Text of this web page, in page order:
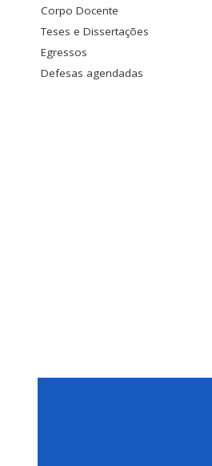
Corpo Docente
Teses e Dissertações
Egressos
Defesas agendadas